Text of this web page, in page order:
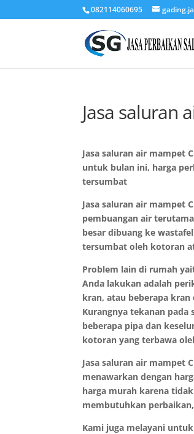
082114060695
Jasa saluran
Jasa saluran air mampet
untuk bulan ini, harga
tersumbat
Jasa saluran air mampet
pembuangan air
besar dibuang ke
tersumbat oleh kotoran
Problem lain di rumah
Anda lakukan adalah
kran, atau beberapa
Kurangnya tekanan
beberapa pipa dan
kotoran yang terbawa
Jasa saluran air mampet
menawarkan dengan
harga murah karena
membutuhkan
Kami juga melayani